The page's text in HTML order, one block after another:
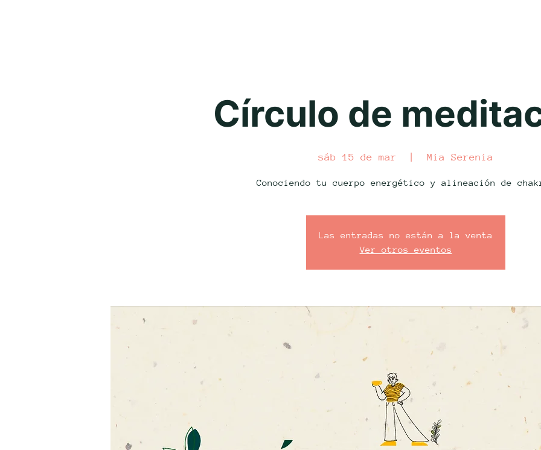
Círculo de
sáb 15 de mar Mia Serenia
Conociendo tu cuerpo energético y alineación de
Las entradas no están a la venta
Ver otros eventos